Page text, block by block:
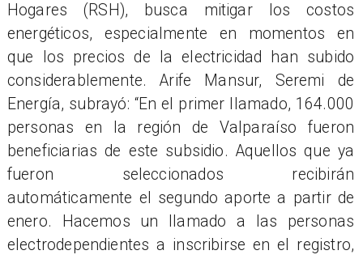
Hogares (RSH), busca mitigar los costos
energéticos, especialmente en momentos en
que los precios de la electricidad han subido
considerablemente. Arife Mansur, Seremi de
Energía, subrayó: “En el primer llamado, 164.000
personas en la región de Valparaíso fueron
beneficiarias de este subsidio. Aquellos que ya
fueron seleccionados recibirán
automáticamente el segundo aporte a partir de
enero. Hacemos un llamado a las personas
electrodependientes a inscribirse en el registro,